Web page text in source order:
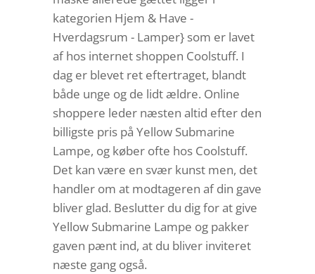
kategorien Hjem & Have -
Hverdagsrum - Lamper} som er lavet
af hos internet shoppen Coolstuff. I
dag er blevet ret eftertraget, blandt
både unge og de lidt ældre. Online
shoppere leder næsten altid efter den
billigste pris på Yellow Submarine
Lampe, og køber ofte hos Coolstuff.
Det kan være en svær kunst men, det
handler om at modtageren af din gave
bliver glad. Beslutter du dig for at give
Yellow Submarine Lampe og pakker
gaven pænt ind, at du bliver inviteret
næste gang også.